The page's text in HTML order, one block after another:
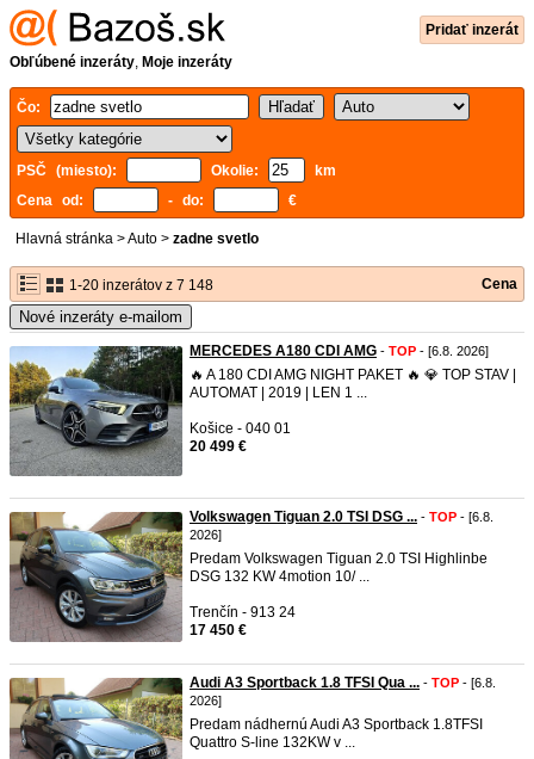
Pridať inzerát
Obľúbené inzeráty, Moje inzeráty
Čo:
PSČ (miesto): Okolie:
km
Cena od:
- do: €
Hlavná stránka >Auto > zadne svetlo
1-20 inzerátov z 7 148 Cena
Nové inzeráty e-mailom
MERCEDES A180 CDI AMG - TOP - [6.8. 2026]
🔥 A 180 CDI AMG NIGHT PAKET 🔥 💎 TOP STAV |
AUTOMAT | 2019 | LEN 1 ...
Košice - 040 01
20 499 €
Volkswagen Tiguan 2.0 TSI DSG ... - TOP - [6.8.
2026]
Predam Volkswagen Tiguan 2.0 TSI Highlinbe
DSG 132 KW 4motion 10/ ...
Trenčín - 913 24
17 450 €
Audi A3 Sportback 1.8 TFSI Qua ... - TOP - [6.8.
2026]
Predam nádhernú Audi A3 Sportback 1.8TFSI
Quattro S-line 132KW v ...